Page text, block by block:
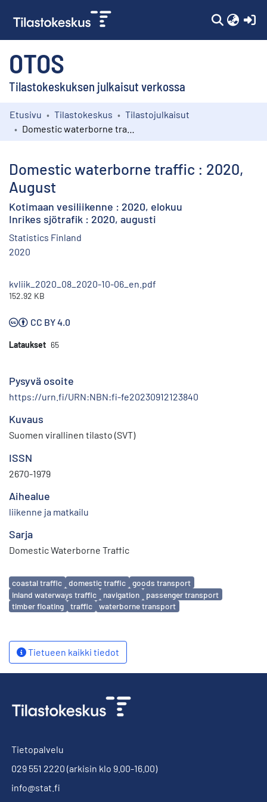
OTOS
Tilastokeskuksen julkaisut verkossa
Kokoelmat
Etusivu Tilastokeskus
Tilastojulkaisut
Domestic waterborne traffic : 2020,
August
Kotimaan vesiliikenne : 2020, elokuu
Inrikes sjötrafik : 2020, augusti
Statistics Finland
2020
kvliik_2020_08_2020-10-06_en.pdf
152.92 KB
CC BY 4.0
Lataukset 65
Pysyvä osoite
https://urn.fi/URN:NBN:fi-fe20230912123840
Kuvaus
Suomen virallinen tilasto (SVT)
ISSN
2670-1979
Aihealue
liikenne ja matkailu
Sarja
Domestic Waterborne Traffic
Avainsanat
coastal traffic domestic traffic
goods transport
inland waterways traffic
navigation
passenger transport
timber floating
traffic waterborne transport
Tietueen kaikki tiedot
Tietopalvelu
029 551 2220 (arkisin klo 9.00-16.00)
info@stat.fi